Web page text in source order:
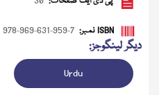
ISBN نمبر: 978-969-631-959-7
دیگر لینگوجز:
Urdu